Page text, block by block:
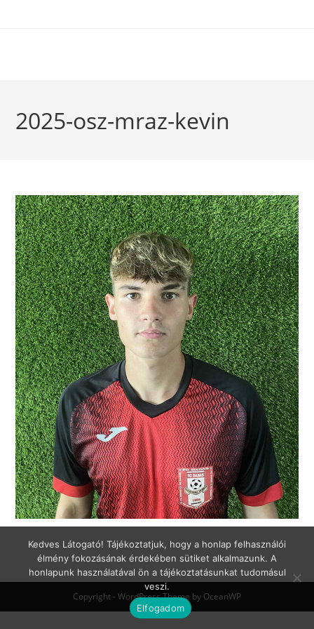
2025-osz-mraz-kevin
Copyright - WordPress Theme by OceanWP
Kedves Látogató! Tájékoztatjuk, hogy a honlap felhasználói
élmény fokozásának érdekében sütiket alkalmazunk. A
honlapunk használatával ön a tájékoztatásunkat tudomásul
veszi.
Elfogadom